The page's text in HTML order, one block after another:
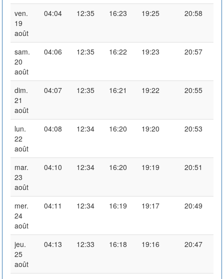
ven.
19
août
04:04 12:35 16:23 19:25 20:58
sam.
20
août
04:06 12:35 16:22 19:23 20:57
dim.
21
août
04:07 12:35 16:21 19:22 20:55
lun.
22
août
04:08 12:34 16:20 19:20 20:53
mar.
23
août
04:10 12:34 16:20 19:19 20:51
mer.
24
août
04:11 12:34 16:19 19:17 20:49
jeu.
25
août
04:13 12:33 16:18 19:16 20:47